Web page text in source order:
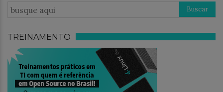
TREINAMENTO